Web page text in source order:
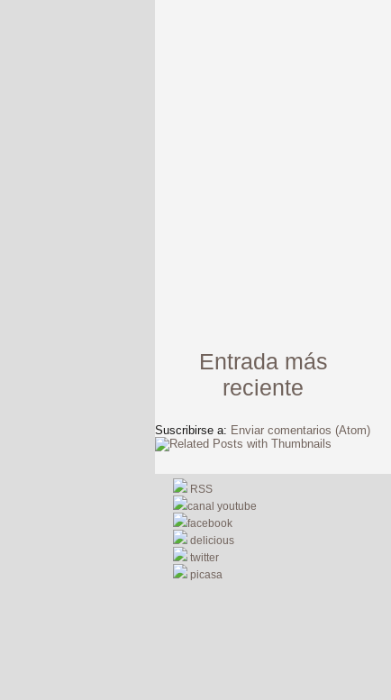
Entrada más
reciente
Suscribirse a: Enviar comentarios (Atom)
RSS
canal youtube
facebook
delicious
twitter
picasa